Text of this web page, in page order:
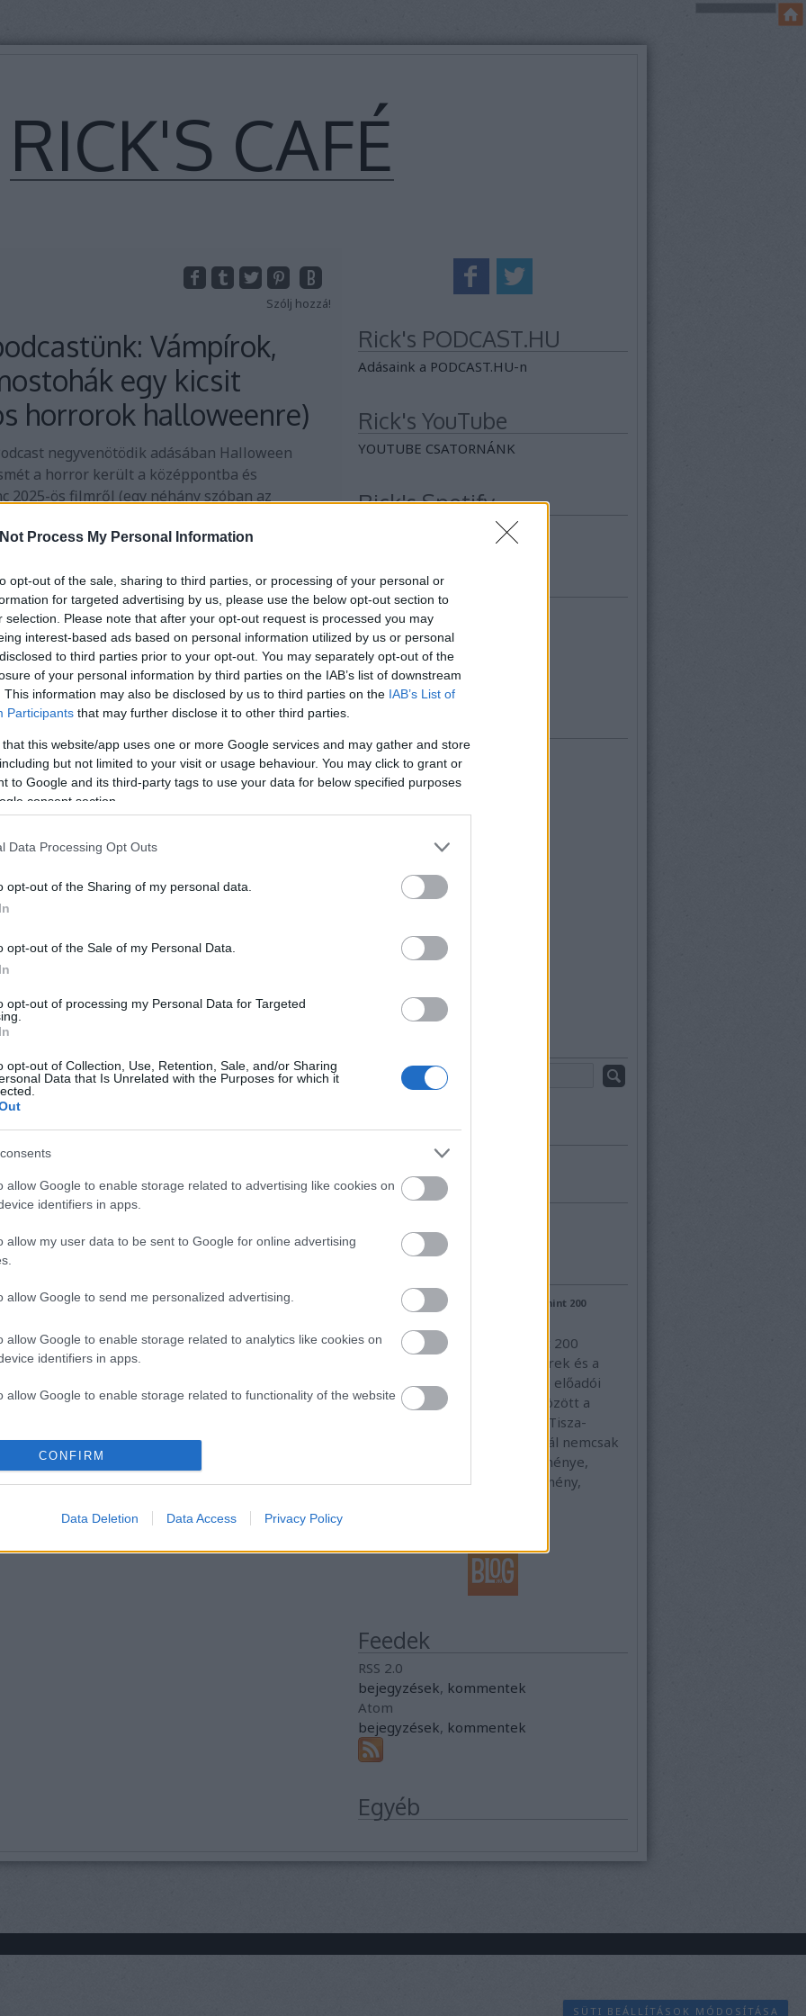
Process My Personal Information
opt-out of the sale, sharing to third parties, or processing of your personal or
for targeted advertising by us, please use the below opt-out section to
selection. Please note that after your opt-out request is processed you may
interest-based ads based on personal information utilized by us or personal
to third parties prior to your opt-out. You may separately opt-out of the
of your personal information by third parties on the IAB’s list of downstream
This information may also be disclosed by us to third parties on the IAB’s List of
Participants that may further disclose it to other third parties.
that this website/app uses one or more Google services and may gather and store
but not limited to your visit or usage behaviour. You may click to grant or
to Google and its third-party tags to use your data for below specified purposes
consent section.
Data Processing Opt Outs
opt-out of the Sharing of my personal data.
opt-out of the Sale of my Personal Data.
opt-out of processing my Personal Data for Targeted
opt-out of Collection, Use, Retention, Sale, and/or Sharing
Data that Is Unrelated with the Purposes for which it
allow Google to enable storage related to advertising like cookies on
identifiers in apps.
allow my user data to be sent to Google for online advertising
allow Google to send me personalized advertising.
allow Google to enable storage related to analytics like cookies on
identifiers in apps.
allow Google to enable storage related to functionality of the website
allow Google to enable storage related to personalization.
functionality and fraud prevention, and other user protection.
CONFIRM
Data Deletion Data Access Privacy Policy
RICK'S CAFÉ
Szólj hozzá!
Vámpírok,
egy kicsit
horrorok halloweenre)
negyvenötödik adásában Halloween
a horror került a középpontba és
2025-ös filmről (egy néhány szóban az
az idei felhozatal!
Tovább
Rick's PODCAST.HU
Adásaink a PODCAST.HU-n
Rick's YouTube
YOUTUBE CSATORNÁNK
Rick's Spotify
Nonsense Blog
Se bella giu satore
Je notre so cafore
Je notre si cavore
Je la tu la ti la twah
2026 augusztus (1
2026 július (1)
2026 június
2026 május (2)
2026 március (
2026 február
2026 január
2
2025 november
2025 október
Friss topikok
Címkék
Szegeden lesz a nyár fináléja: több mint 200
Tucatnyi színpadon több mint 200
fellépő, nemzetközi headlinerek és a
hazai zenei élet meghatározó előadói
érkeznek augusztus 26–29. között a
Coca-Cola SZIN-re. A szegedi Tisza-
parton megrendezett fesztivál nemcsak
a nyár utolsó nagy zenei eseménye,
hanem négy napnyi közös élmény,
Feedek
RSS 2.0
bejegyzések, kommentek
Atom
bejegyzések, kommentek
Egyéb
SÜTI BEÁLLÍTÁSOK MÓDOSÍTÁSA